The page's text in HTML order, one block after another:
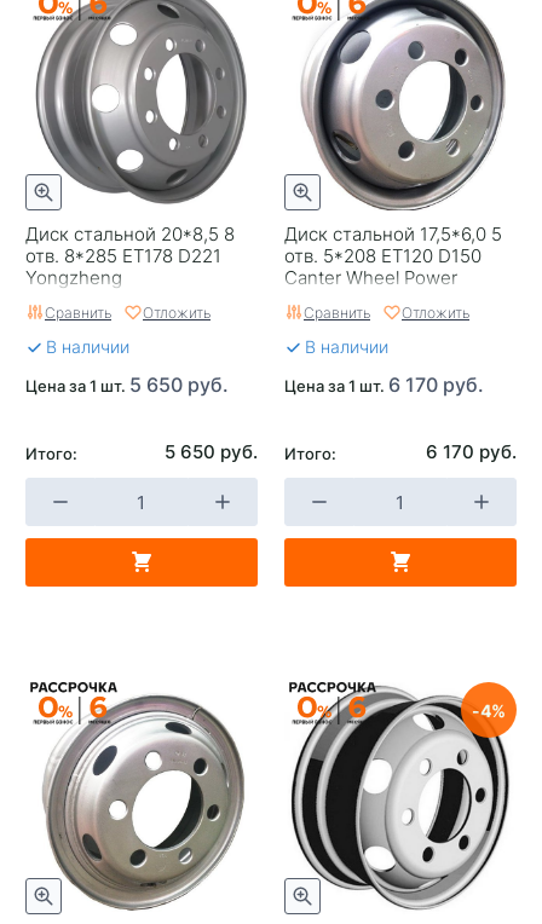
Диск стальной 20*8,5 8
отв. 8*285 ET178 D221
Yongzheng
Сравнить Отложить
В наличии
Цена за 1 шт. 5 650 руб.
Итого: 5 650 руб.
Диск стальной 17,5*6,0 5
отв. 5*208 ET120 D150
Canter Wheel Power
Сравнить Отложить
В наличии
Цена за 1 шт. 6 170 руб.
Итого: 6 170 руб.
4